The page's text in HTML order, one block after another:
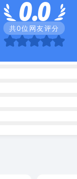
0.0
共0位网友评分